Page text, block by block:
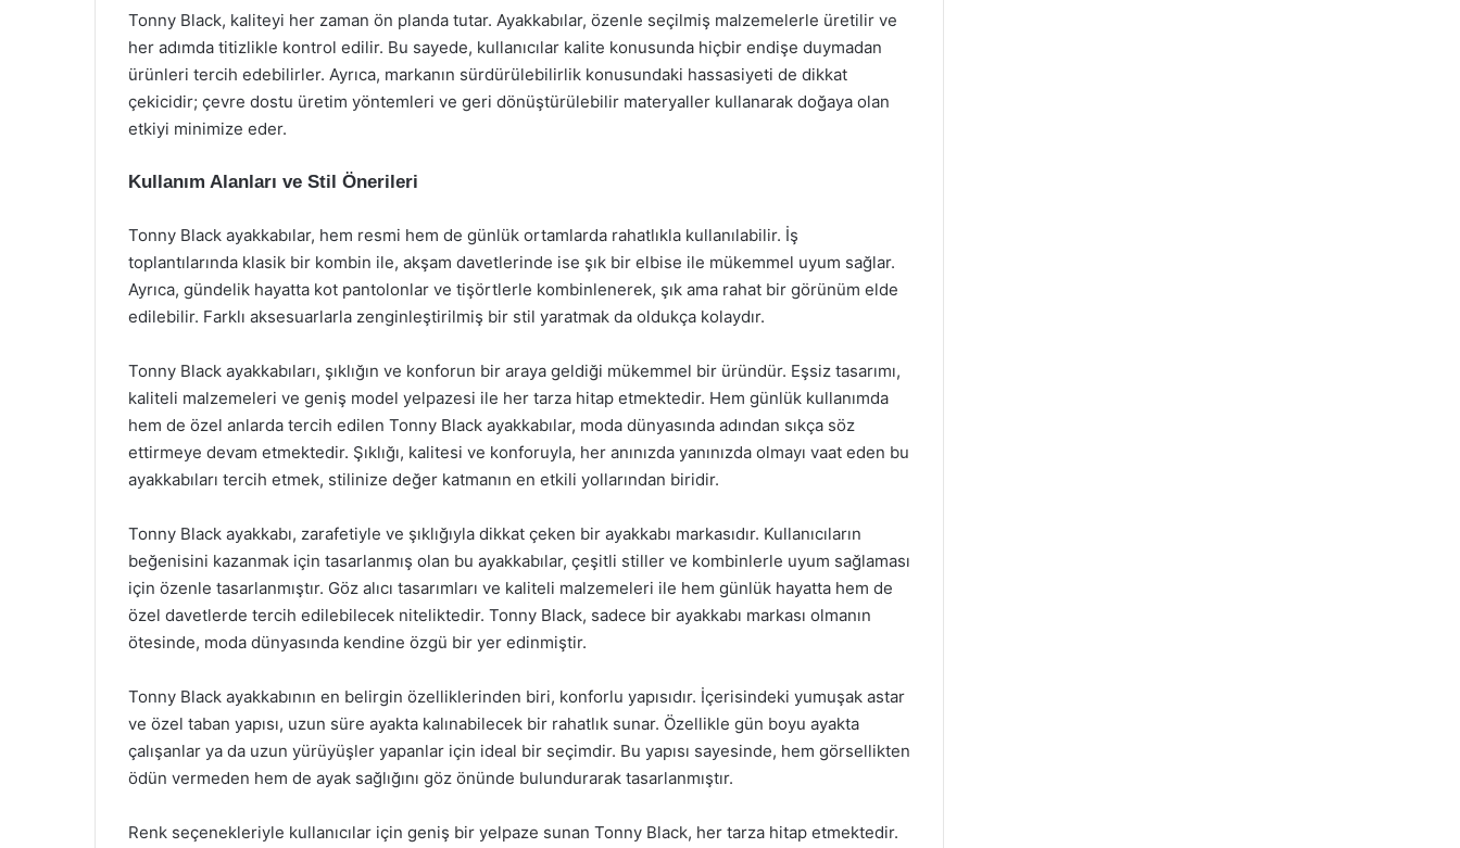
Tonny Black, kaliteyi her zaman ön planda tutar. Ayakkabılar, özenle seçilmiş malzemelerle üretilir ve
her adımda titizlikle kontrol edilir. Bu sayede, kullanıcılar kalite konusunda hiçbir endişe duymadan
ürünleri tercih edebilirler. Ayrıca, markanın sürdürülebilirlik konusundaki hassasiyeti de dikkat
çekicidir; çevre dostu üretim yöntemleri ve geri dönüştürülebilir materyaller kullanarak doğaya olan
etkiyi minimize eder.
Kullanım Alanları ve Stil Önerileri
Tonny Black ayakkabılar, hem resmi hem de günlük ortamlarda rahatlıkla kullanılabilir. İş
toplantılarında klasik bir kombin ile, akşam davetlerinde ise şık bir elbise ile mükemmel uyum sağlar.
Ayrıca, gündelik hayatta kot pantolonlar ve tişörtlerle kombinlenerek, şık ama rahat bir görünüm elde
edilebilir. Farklı aksesuarlarla zenginleştirilmiş bir stil yaratmak da oldukça kolaydır.
Tonny Black ayakkabıları, şıklığın ve konforun bir araya geldiği mükemmel bir üründür. Eşsiz tasarımı,
kaliteli malzemeleri ve geniş model yelpazesi ile her tarza hitap etmektedir. Hem günlük kullanımda
hem de özel anlarda tercih edilen Tonny Black ayakkabılar, moda dünyasında adından sıkça söz
ettirmeye devam etmektedir. Şıklığı, kalitesi ve konforuyla, her anınızda yanınızda olmayı vaat eden bu
ayakkabıları tercih etmek, stilinize değer katmanın en etkili yollarından biridir.
Tonny Black ayakkabı, zarafetiyle ve şıklığıyla dikkat çeken bir ayakkabı markasıdır. Kullanıcıların
beğenisini kazanmak için tasarlanmış olan bu ayakkabılar, çeşitli stiller ve kombinlerle uyum sağlaması
için özenle tasarlanmıştır. Göz alıcı tasarımları ve kaliteli malzemeleri ile hem günlük hayatta hem de
özel davetlerde tercih edilebilecek niteliktedir. Tonny Black, sadece bir ayakkabı markası olmanın
ötesinde, moda dünyasında kendine özgü bir yer edinmiştir.
Tonny Black ayakkabının en belirgin özelliklerinden biri, konforlu yapısıdır. İçerisindeki yumuşak astar
ve özel taban yapısı, uzun süre ayakta kalınabilecek bir rahatlık sunar. Özellikle gün boyu ayakta
çalışanlar ya da uzun yürüyüşler yapanlar için ideal bir seçimdir. Bu yapısı sayesinde, hem görsellikten
ödün vermeden hem de ayak sağlığını göz önünde bulundurarak tasarlanmıştır.
Renk seçenekleriyle kullanıcılar için geniş bir yelpaze sunan Tonny Black, her tarza hitap etmektedir.